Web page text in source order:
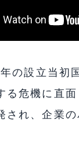
の設立当初
る危機に直
され、企業